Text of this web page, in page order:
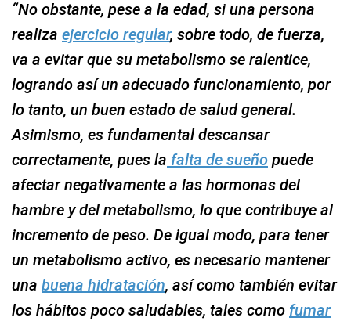
“No obstante, pese a la edad, si una persona
realiza ejercicio regular, sobre todo, de fuerza,
va a evitar que su metabolismo se ralentice,
logrando así un adecuado funcionamiento, por
lo tanto, un buen estado de salud general.
Asimismo, es fundamental descansar
correctamente, pues la falta de sueño puede
afectar negativamente a las hormonas del
hambre y del metabolismo, lo que contribuye al
incremento de peso. De igual modo, para tener
un metabolismo activo, es necesario mantener
una buena hidratación, así como también evitar
los hábitos poco saludables, tales como fumar